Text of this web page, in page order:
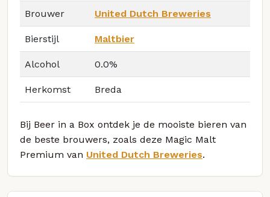
Brouwer United Dutch Breweries
Bierstijl Maltbier
Alcohol 0.0%
Herkomst Breda
Bij Beer in a Box ontdek je de mooiste bieren van
de beste brouwers, zoals deze Magic Malt
Premium van United Dutch Breweries.